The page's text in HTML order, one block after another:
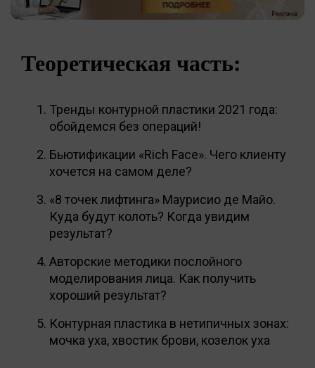
Теоретическая часть:
Тренды контурной пластики 2021 года:
обойдемся без операций!
Бьютификации «Rich Face». Чего клиенту
хочется на самом деле?
«8 точек лифтинга» Маурисио де Майо.
Куда будут колоть? Когда увидим
результат?
Авторские методики послойного
моделирования лица. Как получить
хороший результат?
Контурная пластика в нетипичных зонах:
мочка уха, хвостик брови, козелок уха